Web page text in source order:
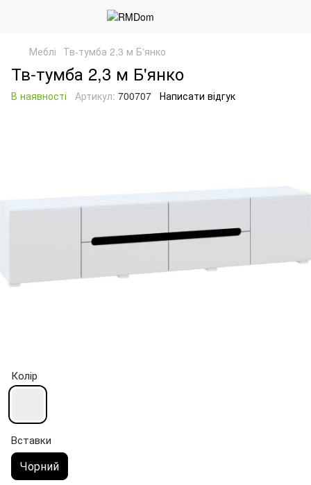
Меблі Тв-тумба 2,3 м Б'янко
Тв-тумба 2,3 м Б'янко
В наявності Артикул: 700707 Написати відгук
Колір
Вставки
Чорний